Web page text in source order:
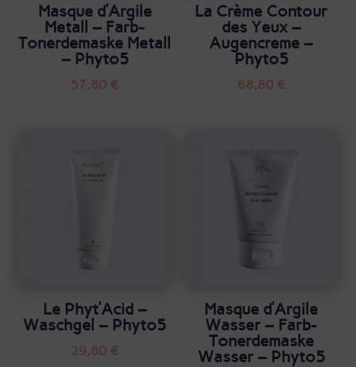
Masque d’Argile
Metall – Farb-
Tonerdemaske Metall
– Phyto5
57,80 €
La Crème Contour
des Yeux –
Augencreme –
Phyto5
68,80 €
Le Phyt’Acid –
Waschgel – Phyto5
29,80 €
Masque d’Argile
Wasser – Farb-
Tonerdemaske
Wasser – Phyto5